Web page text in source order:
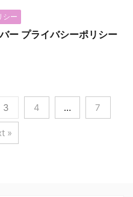
シー
ー プライバシーポリシー
3 4 … 7
»